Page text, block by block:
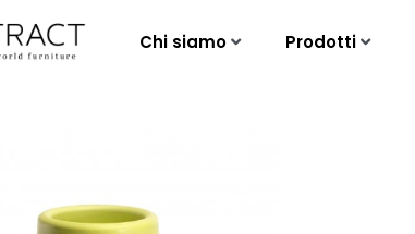
Chi siamo Prodotti